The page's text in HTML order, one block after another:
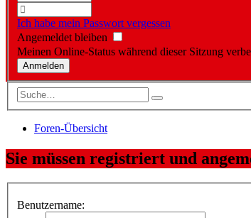
Ich habe mein Passwort vergessen
Angemeldet bleiben
Meinen Online-Status während dieser Sitzung
Foren-Übersicht
Sie müssen registriert und
Benutzername: